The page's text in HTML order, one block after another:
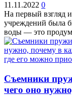
11.11.2022 0
На первый взгляд
учреждений была
воды — это
Съемники
чего оно